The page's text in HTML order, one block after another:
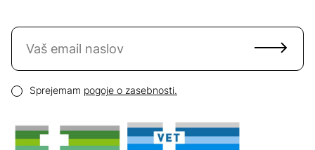
Naročite se na novice
Pogoji zasebnosti
Sprejemam pogoje o zasebnosti.